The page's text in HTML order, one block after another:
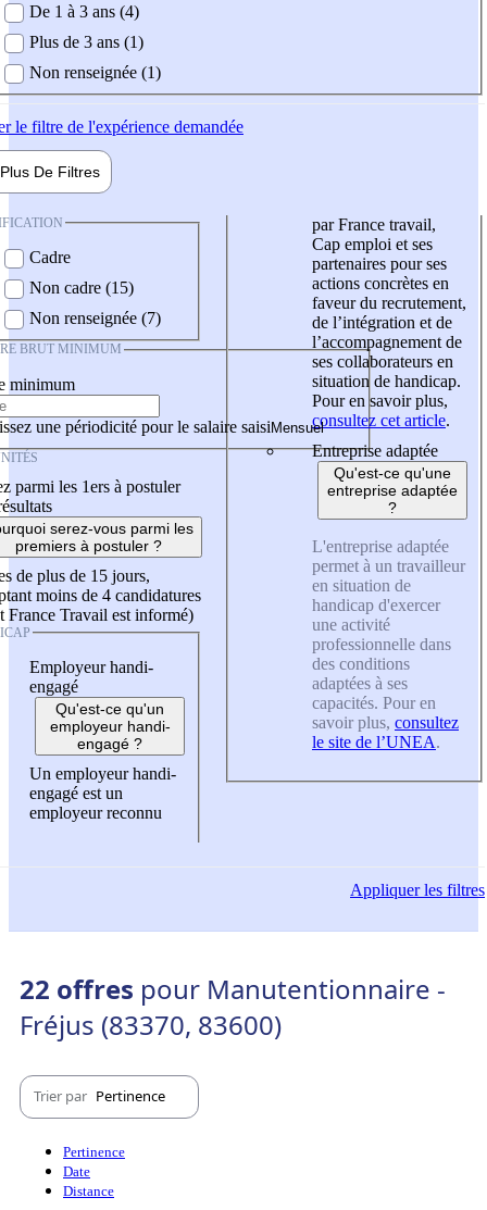
De 1 à 3 ans (4)
Plus de 3 ans (1)
Non renseignée (1)
le filtre de l'expérience demandée
Plus De Filtres
Cadre
Non cadre (15)
Non renseignée (7)
BRUT MINIMUM
minimum
une périodicité pour le salaire saisi
parmi les 1ers à postuler
serez-vous parmi les
premiers à postuler ?
de plus de 15 jours,
moins de 4 candidatures
France Travail est informé)
Employeur handi-
engagé
Qu'est-ce qu'un
employeur handi-
engagé ?
Un employeur handi-
engagé est un
employeur reconnu
par France travail,
Cap emploi et ses
partenaires pour ses
actions concrètes en
faveur du recrutement,
de l’intégration et de
l’accompagnement de
ses collaborateurs en
situation de handicap.
Pour en savoir plus,
consultez cet article.
Entreprise adaptée
Qu'est-ce qu'une
entreprise adaptée
?
L'entreprise adaptée
permet à un travailleur
en situation de
handicap d'exercer
une activité
professionnelle dans
des conditions
adaptées à ses
capacités. Pour en
savoir plus, consultez
le site de l’UNEA.
Appliquerles filtres
22 offres pour Manutentionnaire -
Fréjus (83370, 83600)
Trier par Pertinence
Pertinence
Date
Distance